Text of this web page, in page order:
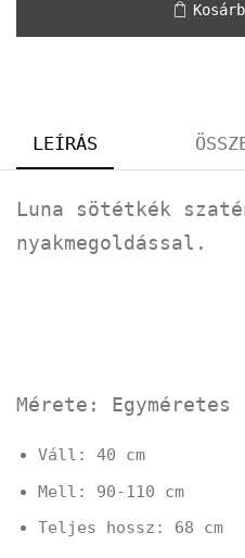
LEÍRÁS
Luna sötétkék
nyakmegoldással.
Mérete: Egyméretes
Váll: 40 cm
Mell: 90-110 cm
Teljes hossz: 68 cm